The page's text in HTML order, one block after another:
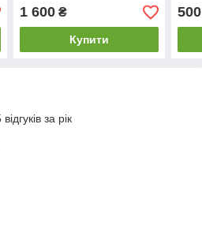
1 600₴
Купити
500
за рік